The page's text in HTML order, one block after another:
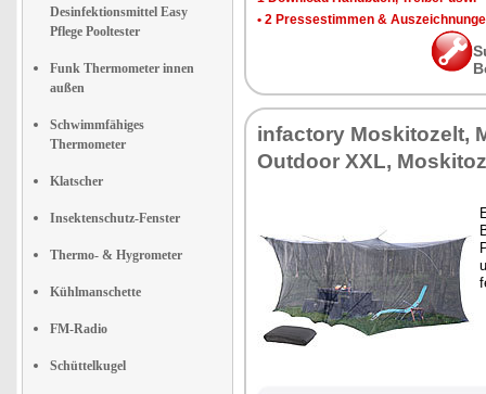
Desinfektionsmittel Easy
Pflege Pooltester
Funk Thermometer innen
außen
Schwimmfähiges
Thermometer
Klatscher
Insektenschutz-Fenster
Thermo- & Hygrometer
Kühlmanschette
FM-Radio
Schüttelkugel
• 2 Pressestimmen &
infactory Moskitozelt,
Outdoor XXL,